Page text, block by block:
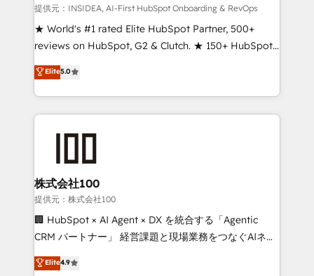
提供元：INSIDEA, AI-First HubSpot Onboarding & RevOps
★ World's #1 rated Elite HubSpot Partner, 500+
reviews on HubSpot, G2 & Clutch. ★ 150+ HubSpot
Certified Experts & Trainers across the team ★
1,500+ implementations across five continents ★ AI-
First, RevOps-led, Onboarding obsessed ★
Company of the Year 2024/25 INSIDEA helps
and build AI-powered workflows that drive adoption
from week one, in your time zone. What we do ➤
Onboarding: Live in weeks, with workflows built
around your business, not a template. ➤ Migration:
Move from any legacy CRM. Zero downtime, full data
run your revenue process. Sales, marketing, and
Elite5.0
株式会社100
提供元：株式会社100
🏢 HubSpot × AI Agent × DX を統合する「Agentic
CRM パートナー」 経営課題と現場業務をつなぐAIネイ
ティブ・エージェンシーとして、HubSpot Eliteの実装
力で顧客フロント業務を再設計します。 💡 100inc は何
Elite4.9